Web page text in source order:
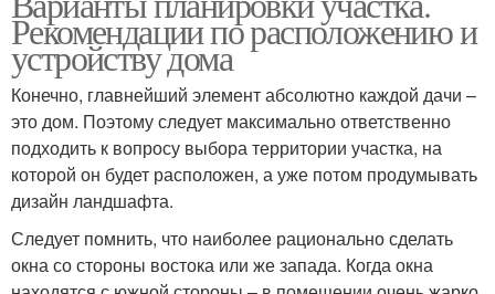
Рекомендации по расположению и
устройству дома
Конечно, главнейший элемент абсолютно каждой дачи –
это дом. Поэтому следует максимально ответственно
подходить к вопросу выбора территории участка, на
которой он будет расположен, а уже потом продумывать
дизайн ландшафта.
Следует помнить, что наиболее рационально сделать
окна со стороны востока или же запада. Когда окна